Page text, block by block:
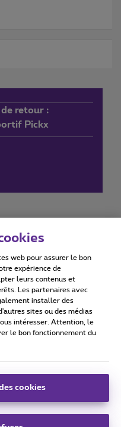
de retour :
Pickx
statement
Bruxelles.
web pour assurer le bon
expérience de
leurs contenus et
Les partenaires avec
installer des
sites ou des médias
intéresser. Attention, le
le bon fonctionnement du
cookies